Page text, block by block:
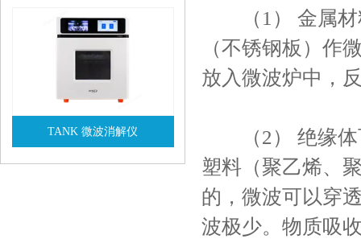
TANK 微波消解仪
查看详情
（1） 金属材
（不锈钢板）作
放入微波炉中，
（2） 绝缘体
塑料（聚乙烯、
的，微波可以穿
波极少。物质吸